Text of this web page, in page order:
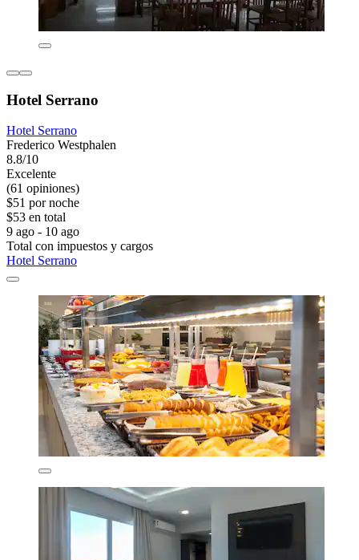
Hotel Serrano
Hotel Serrano
Frederico Westphalen
8.8/10
Excelente
(61 opiniones)
$51 por noche
$53 en total
9 ago - 10 ago
Total con impuestos y cargos
Hotel Serrano